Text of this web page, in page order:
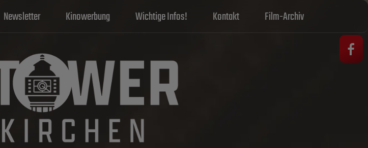
Newsletter Kinowerbung Wichtige Infos! Kontakt Film-Archiv